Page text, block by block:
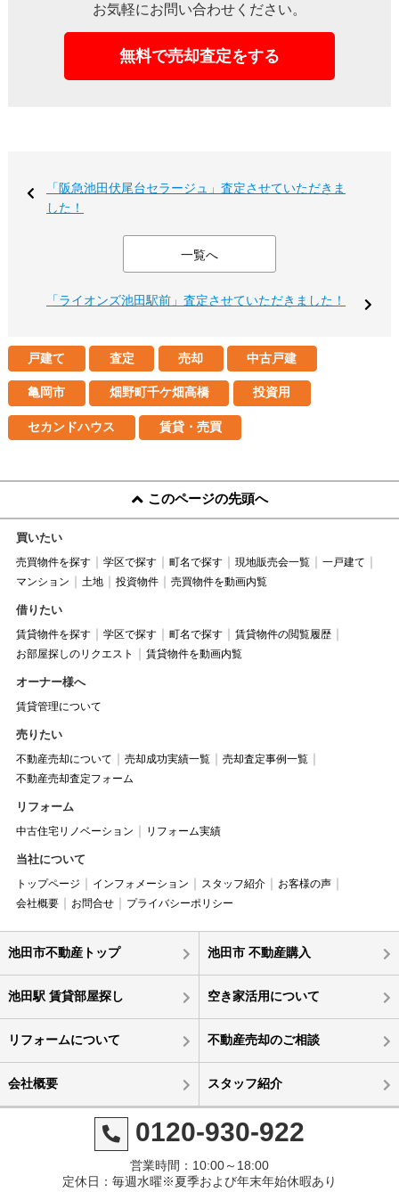
お気軽にお問い合わせください。
無料で売却査定をする
「阪急池田伏尾台セラージュ」査定させていただきま
した！
一覧へ
「ライオンズ池田駅前」査定させていただきました！
戸建て 査定 売却 中古戸建
亀岡市 畑野町千ケ畑高橋 投資用
セカンドハウス 賃貸・売買
このページの先頭へ
買いたい
売買物件を探す 学区で探す 町名で探す 現地販売会一覧
一戸建て
マンション
土地 投資物件 売買物件を動画内覧
借りたい
賃貸物件を探す 学区で探す 町名で探す
賃貸物件の閲覧履歴
お部屋探しのリクエスト
賃貸物件を動画内覧
オーナー様へ
賃貸管理について
売りたい
不動産売却について 売却成功実績一覧
売却査定事例一覧
不動産売却査定フォーム
リフォーム
中古住宅リノベーション リフォーム実績
当社について
トップページ インフォメーション スタッフ紹介
お客様の声
会社概要
お問合せ プライバシーポリシー
池田市不動産トップ 池田市 不動産購入
池田駅 賃貸部屋探し 空き家活用について
リフォームについて 不動産売却のご相談
会社概要 スタッフ紹介
0120-930-922
営業時間：10:00～18:00
定休日：毎週水曜※夏季および年末年始休暇あり